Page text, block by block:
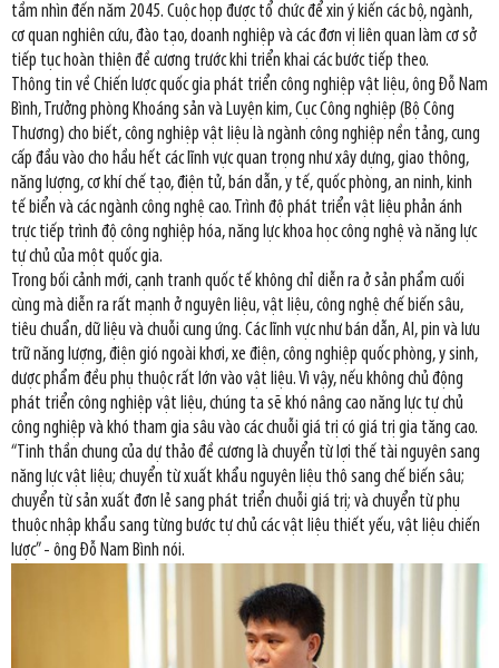
tầm nhìn đến năm 2045. Cuộc họp được tổ chức để xin ý kiến các bộ, ngành,
cơ quan nghiên cứu, đào tạo, doanh nghiệp và các đơn vị liên quan làm cơ sở
tiếp tục hoàn thiện đề cương trước khi triển khai các bước tiếp theo.
Thông tin về Chiến lược quốc gia phát triển công nghiệp vật liệu, ông Đỗ Nam
Bình, Trưởng phòng Khoáng sản và Luyện kim, Cục Công nghiệp (Bộ Công
Thương) cho biết, công nghiệp vật liệu là ngành công nghiệp nền tảng, cung
cấp đầu vào cho hầu hết các lĩnh vực quan trọng như xây dựng, giao thông,
năng lượng, cơ khí chế tạo, điện tử, bán dẫn, y tế, quốc phòng, an ninh, kinh
tế biển và các ngành công nghệ cao. Trình độ phát triển vật liệu phản ánh
trực tiếp trình độ công nghiệp hóa, năng lực khoa học công nghệ và năng lực
tự chủ của một quốc gia.
Trong bối cảnh mới, cạnh tranh quốc tế không chỉ diễn ra ở sản phẩm cuối
cùng mà diễn ra rất mạnh ở nguyên liệu, vật liệu, công nghệ chế biến sâu,
tiêu chuẩn, dữ liệu và chuỗi cung ứng. Các lĩnh vực như bán dẫn, AI, pin và lưu
trữ năng lượng, điện gió ngoài khơi, xe điện, công nghiệp quốc phòng, y sinh,
dược phẩm đều phụ thuộc rất lớn vào vật liệu. Vì vậy, nếu không chủ động
phát triển công nghiệp vật liệu, chúng ta sẽ khó nâng cao năng lực tự chủ
công nghiệp và khó tham gia sâu vào các chuỗi giá trị có giá trị gia tăng cao.
“Tinh thần chung của dự thảo đề cương là chuyển từ lợi thế tài nguyên sang
năng lực vật liệu; chuyển từ xuất khẩu nguyên liệu thô sang chế biến sâu;
chuyển từ sản xuất đơn lẻ sang phát triển chuỗi giá trị; và chuyển từ phụ
thuộc nhập khẩu sang từng bước tự chủ các vật liệu thiết yếu, vật liệu chiến
lược” - ông Đỗ Nam Bình nói.